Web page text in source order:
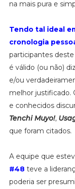
na mais pura e
Tendo tal ideal
cronologia
participantes
é válido (ou não)
e/ou
melhor justificado.
e conhecidos
Tenchi Muyo!,
que foram citados.
A equipe que
#48teve a
poderia ser